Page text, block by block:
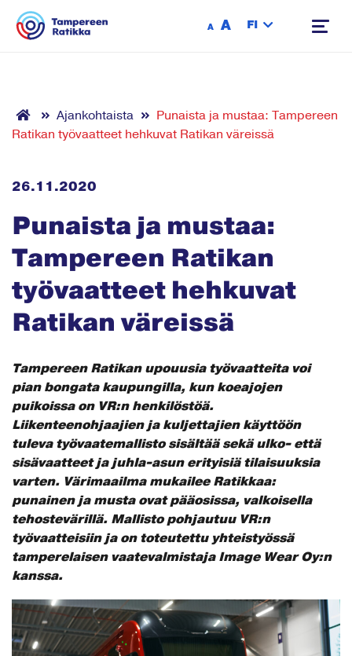
A A FI
Ajankohtaista
Punaista ja mustaa: Tampereen
Ratikan työvaatteet hehkuvat Ratikan väreissä
26.11.2020
Punaista ja mustaa:
Tampereen Ratikan
työvaatteet hehkuvat
Ratikan väreissä
Tampereen Ratikan upouusia työvaatteita voi
pian bongata kaupungilla, kun koeajojen
puikoissa on VR:n henkilöstöä.
Liikenteenohjaajien ja kuljettajien käyttöön
tuleva työvaatemallisto sisältää sekä ulko- että
sisävaatteet ja juhla-asun erityisiä tilaisuuksia
varten. Värimaailma mukailee Ratikkaa:
punainen ja musta ovat pääosissa, valkoisella
tehostevärillä. Mallisto pohjautuu VR:n
työvaatteisiin ja on toteutettu yhteistyössä
tamperelaisen vaatevalmistaja Image Wear Oy:n
kanssa.